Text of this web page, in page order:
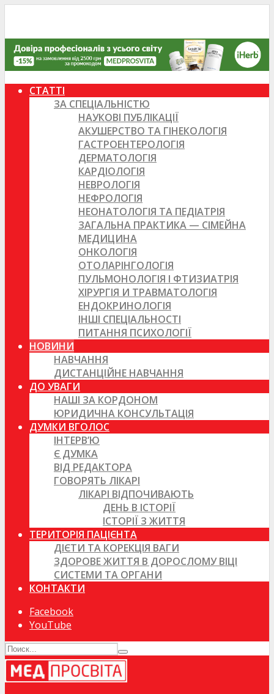
СТАТТІ
ЗА СПЕЦІАЛЬНІСТЮ
НАУКОВІ ПУБЛІКАЦІЇ
АКУШЕРСТВО ТА ГІНЕКОЛОГІЯ
ГАСТРОЕНТЕРОЛОГІЯ
ДЕРМАТОЛОГІЯ
КАРДІОЛОГІЯ
НЕВРОЛОГІЯ
НЕФРОЛОГІЯ
НЕОНАТОЛОГІЯ ТА ПЕДІАТРІЯ
ЗАГАЛЬНА ПРАКТИКА — СІМЕЙНА
МЕДИЦИНА
ОНКОЛОГІЯ
ОТОЛАРІНГОЛОГІЯ
ПУЛЬМОНОЛОГІЯ І ФТИЗИАТРІЯ
ХІРУРГІЯ И ТРАВМАТОЛОГІЯ
ЕНДОКРИНОЛОГІЯ
ІНШІ СПЕЦІАЛЬНОСТІ
ПИТАННЯ ПСИХОЛОГІЇ
НОВИНИ
НАВЧАННЯ
ДИСТАНЦІЙНЕ НАВЧАННЯ
ДО УВАГИ
НАШІ ЗА КОРДОНОМ
ЮРИДИЧНА КОНСУЛЬТАЦІЯ
ДУМКИ ВГОЛОС
ІНТЕРВ’Ю
Є ДУМКА
ВІД РЕДАКТОРА
ГОВОРЯТЬ ЛІКАРІ
ЛІКАРІ ВІДПОЧИВАЮТЬ
ДЕНЬ В ІСТОРІЇ
ІСТОРІЇ З ЖИТТЯ
ТЕРИТОРІЯ ПАЦІЄНТА
ДІЄТИ ТА КОРЕКЦІЯ ВАГИ
ЗДОРОВЕ ЖИТТЯ В ДОРОСЛОМУ ВІЦІ
СИСТЕМИ ТА ОРГАНИ
КОНТАКТИ
Facebook
YouTube